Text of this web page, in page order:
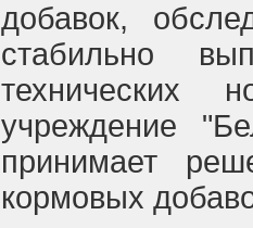
добавок,
стабильно
технических
учреждение
принимает
кормовых